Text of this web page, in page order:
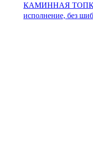
КАМИННАЯ ТОПКА
исполнение, без